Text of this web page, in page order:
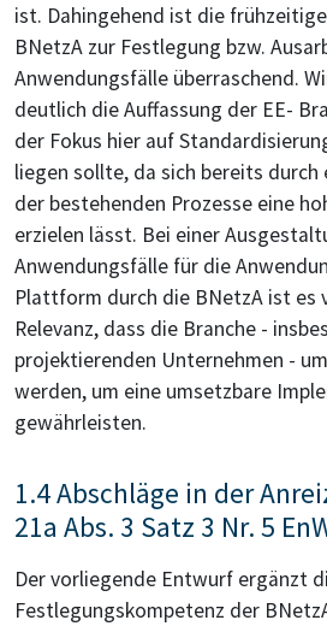
ist. Dahingehend ist die
BNetzA zur Festlegung bzw.
Anwendungsfälle überraschend.
deutlich die Auffassung der EE-
der Fokus hier auf
liegen sollte, da sich bereits durch
der bestehenden Prozesse eine
erzielen lässt. Bei einer
Anwendungsfälle für die
Plattform durch die BNetzA ist es
Relevanz, dass die Branche -
projektierenden Unternehmen -
werden, um eine umsetzbare
gewährleisten.
1.4 Abschläge in der
21a Abs. 3 Satz 3 Nr. 5
Der vorliegende Entwurf ergänzt
Festlegungskompetenz der